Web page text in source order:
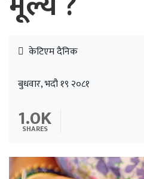
केटिएम दैनिक
बुधवार, भदौ १९ २०८१
1.0K
SHARES